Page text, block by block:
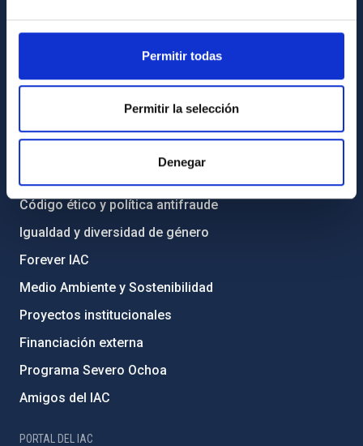
Permitir todas
Permitir la selección
Denegar
Directorio de personal
INFORMACIÓN INSTITUCIONAL
Código ético y política antifraude
Igualdad y diversidad de género
Forever IAC
Medio Ambiente y Sostenibilidad
Proyectos institucionales
Financiación externa
Programa Severo Ochoa
Amigos del IAC
PORTAL DEL IAC